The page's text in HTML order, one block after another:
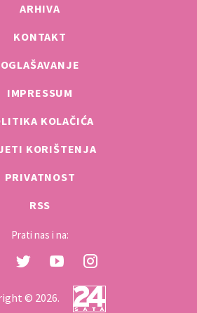
ARHIVA
KONTAKT
OGLAŠAVANJE
IMPRESSUM
KOLAČIĆA
KORIŠTENJA
PRIVATNOST
RSS
Prati nas i na:
© 2026.